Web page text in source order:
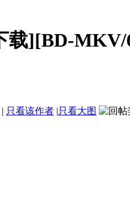
][BD-MKV/
| 只看该作者 |只看大图